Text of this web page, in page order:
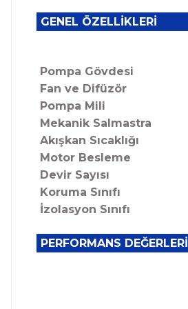
GENEL ÖZELLİKLERİ
Pompa Gövdesi
Fan ve Difüzör
Pompa Mili
Mekanik Salmastra
Akışkan Sıcaklığı
Motor Besleme
Devir Sayısı
Koruma Sınıfı
İzolasyon Sınıfı
PERFORMANS DEĞERLERİ